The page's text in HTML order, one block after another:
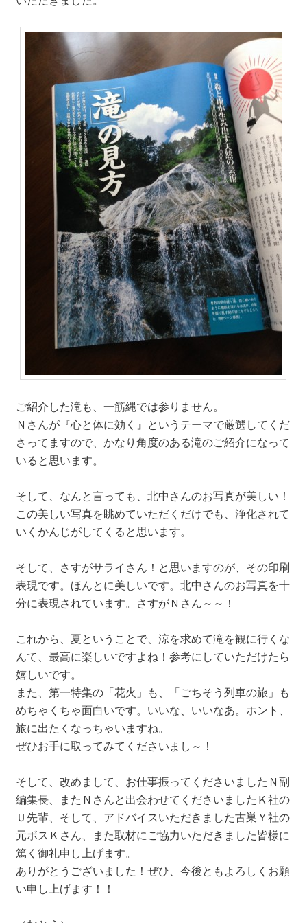
ご紹介した滝も、一筋縄では参りません。
Ｎさんが『心と体に効く』というテーマで厳選してくだ
さってますので、かなり角度のある滝のご紹介になって
いると思います。
そして、なんと言っても、北中さんのお写真が美しい！
この美しい写真を眺めていただくだけでも、浄化されて
いくかんじがしてくると思います。
そして、さすがサライさん！と思いますのが、その印刷
表現です。ほんとに美しいです。北中さんのお写真を十
分に表現されています。さすがＮさん～～！
これから、夏ということで、涼を求めて滝を観に行くな
んて、最高に楽しいですよね！参考にしていただけたら
嬉しいです。
また、第一特集の「花火」も、「ごちそう列車の旅」も
めちゃくちゃ面白いです。いいな、いいなあ。ホント、
旅に出たくなっちゃいますね。
ぜひお手に取ってみてくださいまし～！
そして、改めまして、お仕事振ってくださいましたＮ副
編集長、またＮさんと出会わせてくださいましたＫ社の
Ｕ先輩、そして、アドバイスいただきました古巣Ｙ社の
元ボスＫさん、また取材にご協力いただきました皆様に
篤く御礼申し上げます。
ありがとうございました！ぜひ、今後ともよろしくお願
い申し上げます！！